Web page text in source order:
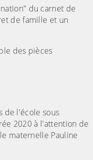
du carnet de
de famille et un
des pièces
de l'école sous
2020 à l'attention de
maternelle Pauline